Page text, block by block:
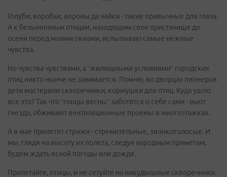
Голуби, воробьи, вороны да чайки - такие привычные для глаза.
А к безымянным птицам, находящим свое пристанище до
осени перед моими окнами, испытываю самые нежные
чувства.
Но чувства чувствами, а “жилищными условиями” городских
птиц никто нынче не занимается. Помню, во дворцах пионеров
дети мастерили скворечники, кормушки для птиц. Куда ушло
все это? Так что “гонцы весны” заботятся о себе сами - вьют
гнезда, обживают вентиляционные проемы в многоэтажках.
А в мае прилетят стрижи - стремительные, звонкоголосые. И
мы, глядя на высоту их полета, следуя народным приметам,
будем ждать ясной погоды или дождя.
Прилетайте, птицы, и не сетуйте на никудышные скворечники.